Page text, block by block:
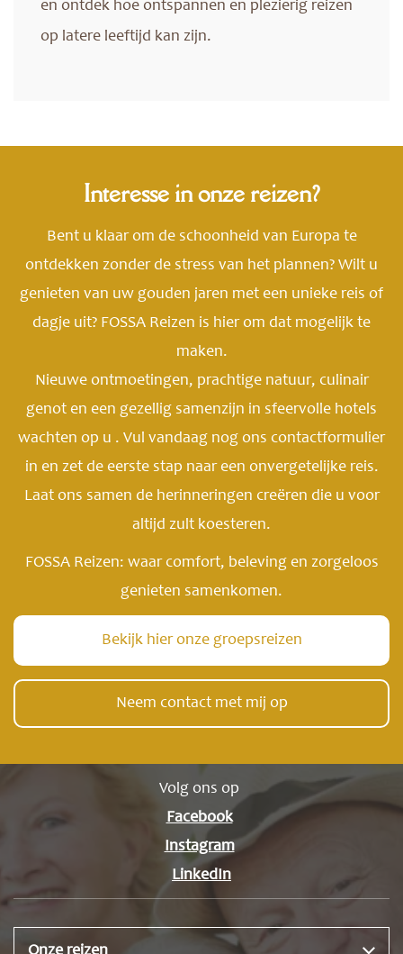
en ontdek hoe ontspannen en plezierig reizen
op latere leeftijd kan zijn.
Interesse in onze reizen?
Bent u klaar om de schoonheid van Europa te
ontdekken zonder de stress van het plannen? Wilt u
genieten van uw gouden jaren met een unieke reis of
dagje uit? FOSSA Reizen is hier om dat mogelijk te
maken.
Nieuwe ontmoetingen, prachtige natuur, culinair
genot en een gezellig samenzijn in sfeervolle hotels
wachten op u . Vul vandaag nog ons contactformulier
in en zet de eerste stap naar een onvergetelijke reis.
Laat ons samen de herinneringen creëren die u voor
altijd zult koesteren.
FOSSA Reizen: waar comfort, beleving en zorgeloos
genieten samenkomen.
Bekijk hier onze groepsreizen
Neem contact met mij op
Volg ons op
Facebook
Instagram
LinkedIn